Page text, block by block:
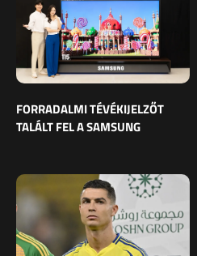
FORRADALMI TÉVÉKIJELZŐT
TALÁLT FEL A SAMSUNG